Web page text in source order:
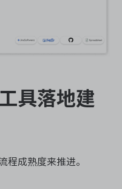
具落地建
程成熟度来推进。